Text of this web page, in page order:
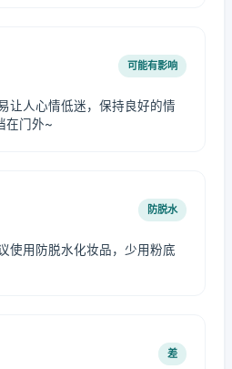
可能有影响
让人心情低迷，保持良好的情
在门外~
防脱水
使用防脱水化妆品，少用粉底
差